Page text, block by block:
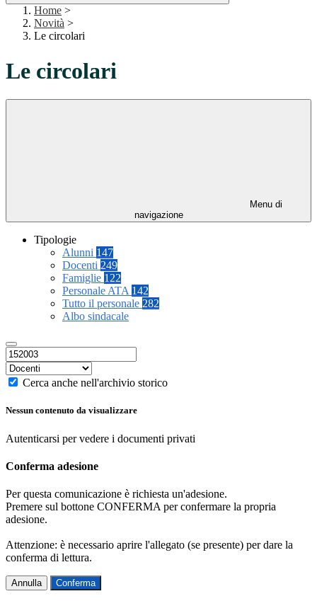
Home >
Novità >
Le circolari
Le circolari
Menu di
navigazione
Tipologie
Alunni 147
Docenti 249
Famiglie 122
Personale ATA 142
Tutto il personale 282
Albo sindacale
Cerca anche nell'archivio storico
Nessun contenuto da visualizzare
Autenticarsi per vedere i documenti privati
Conferma adesione
Per questa comunicazione è richiesta un'adesione.
Premere sul bottone CONFERMA per confermare la propria
adesione.
Attenzione: è necessario aprire l'allegato (se presente) per dare la
conferma di lettura.
Annulla Conferma